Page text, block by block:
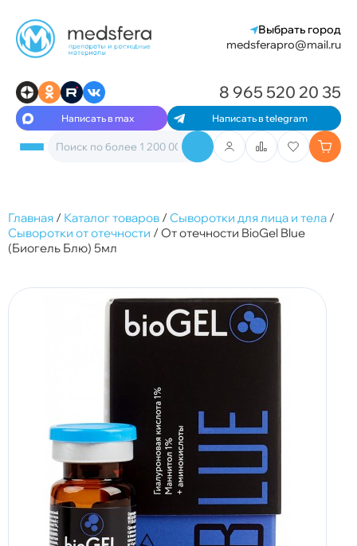
Выбрать город
medsferapro@mail.ru
Написать в max Написать в telegram
8 965 520 20 35
Главная / Каталог товаров /Сыворотки для лица и тела /
Сыворотки от отечности /От отечности BioGel Blue
(Биогель Блю) 5мл